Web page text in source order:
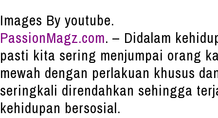
Images By youtube.
PassionMagz.com. – Didalam
pasti kita sering menjumpai orang
mewah dengan perlakuan khusus
seringkali direndahkan sehingga
kehidupan bersosial.